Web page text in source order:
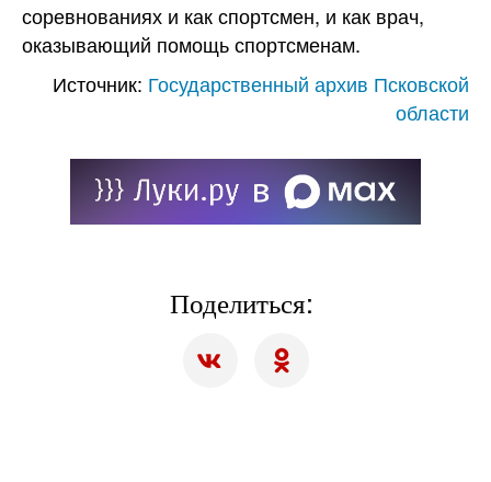
соревнованиях и как спортсмен, и как врач,
оказывающий помощь спортсменам.
Источник: Государственный архив Псковской
области
Поделиться: